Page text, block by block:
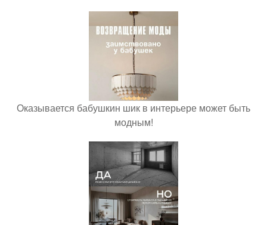
Оказывается бабушкин шик в интерьере может быть
модным!